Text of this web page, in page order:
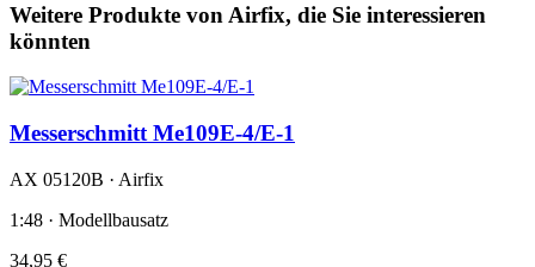
Weitere Produkte von Airfix, die Sie interessieren
könnten
Messerschmitt Me109E-4/E-1
AX 05120B · Airfix
1:48 · Modellbausatz
34,95 €